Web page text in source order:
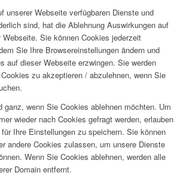
unserer Webseite verfügbaren Dienste und
sind, hat die Ablehnung Auswirkungen auf
Sie können Cookies jederzeit
Sie Ihre Browsereinstellungen ändern und
auf dieser Webseite erzwingen. Sie werden
zu akzeptieren / abzulehnen, wenn Sie
ganz, wenn Sie Cookies ablehnen möchten. Um
wieder nach Cookies gefragt werden, erlauben
Ihre Einstellungen zu speichern. Sie können
andere Cookies zulassen, um unsere Dienste
Wenn Sie Cookies ablehnen, werden alle
Domain entfernt.